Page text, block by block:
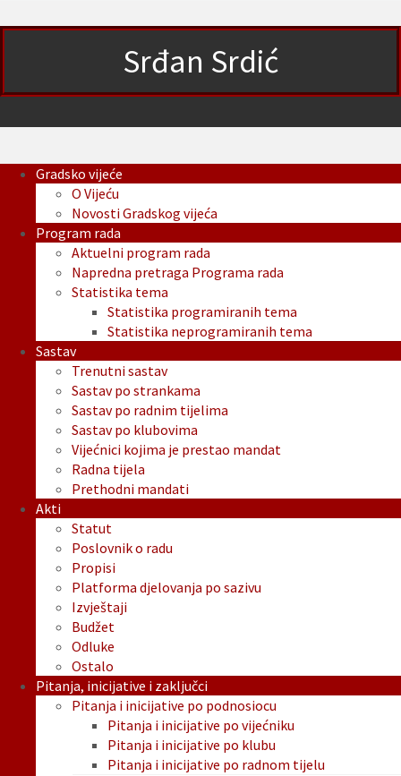
Srđan Srdić
Gradsko vijeće
O Vijeću
Novosti Gradskog vijeća
Program rada
Aktuelni program rada
Napredna pretraga Programa rada
Statistika tema
Statistika programiranih tema
Statistika neprogramiranih tema
Sastav
Trenutni sastav
Sastav po strankama
Sastav po radnim tijelima
Sastav po klubovima
Vijećnici kojima je prestao mandat
Radna tijela
Prethodni mandati
Akti
Statut
Poslovnik o radu
Propisi
Platforma djelovanja po sazivu
Izvještaji
Budžet
Odluke
Ostalo
Pitanja, inicijative i zaključci
Pitanja i inicijative po podnosiocu
Pitanja i inicijative po vijećniku
Pitanja i inicijative po klubu
Pitanja i inicijative po radnom tijelu